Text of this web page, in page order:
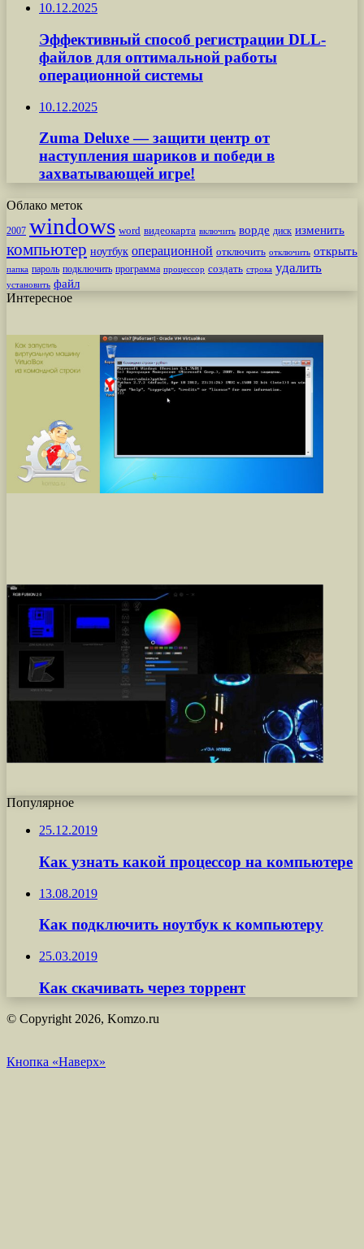
10.12.2025
Эффективный способ регистрации DLL-
файлов для оптимальной работы
операционной системы
10.12.2025
Zuma Deluxe — защити центр от
наступления шариков и победи в
захватывающей игре!
Облако меток
2007 windows word видеокарта включить ворде диск изменить
компьютер ноутбук операционной отключить отключить открыть
папка пароль подключить программа процессор создать строка удалить
установить файл
Интересное
Популярное
25.12.2019
Как узнать какой процессор на компьютере
13.08.2019
Как подключить ноутбук к компьютеру
25.03.2019
Как скачивать через торрент
© Copyright 2026, Komzo.ru
Кнопка «Наверх»